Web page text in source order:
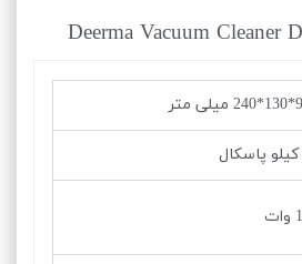
متر